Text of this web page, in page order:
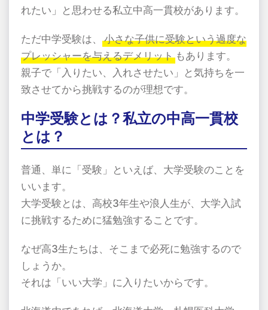
れたい」と思わせる私立中高一貫校があります。
ただ中学受験は、
小さな子供に受験という過度な
プレッシャーを与えるデメリット もあります。
親子で「入りたい、入れさせたい」と気持ちを一
致させてから挑戦するのが理想です。
中学受験とは？私立の中高一貫校
とは？
普通、単に「受験」といえば、大学受験のことを
いいます。
大学受験とは、高校3年生や浪人生が、大学入試
に挑戦するために猛勉強することです。
なぜ高3生たちは、そこまで必死に勉強するので
しょうか。
それは「いい大学」に入りたいからです。